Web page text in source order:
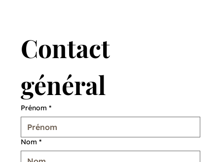
Contact
général
Prénom *
Nom *